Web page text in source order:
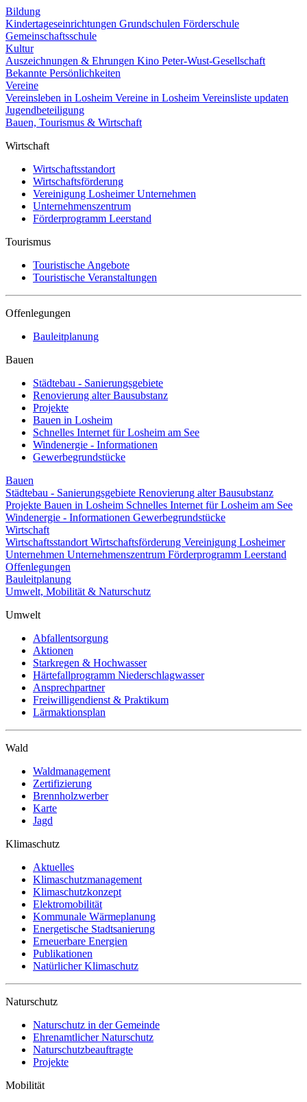
Bildung
Kindertageseinrichtungen Grundschulen Förderschule
Gemeinschaftsschule
Kultur
Auszeichnungen & Ehrungen Kino Peter-Wust-Gesellschaft
Bekannte Persönlichkeiten
Vereine
Vereinsleben in Losheim Vereine in Losheim Vereinsliste updaten
Jugendbeteiligung
Bauen, Tourismus & Wirtschaft
Wirtschaft
Wirtschaftsstandort
Wirtschaftsförderung
Vereinigung Losheimer Unternehmen
Unternehmenszentrum
Förderprogramm Leerstand
Tourismus
Touristische Angebote
Touristische Veranstaltungen
Offenlegungen
Bauleitplanung
Bauen
Städtebau - Sanierungsgebiete
Renovierung alter Bausubstanz
Projekte
Bauen in Losheim
Schnelles Internet für Losheim am See
Windenergie - Informationen
Gewerbegrundstücke
Bauen
Städtebau - Sanierungsgebiete Renovierung alter Bausubstanz
Projekte Bauen in Losheim Schnelles Internet für Losheim am See
Windenergie - Informationen Gewerbegrundstücke
Wirtschaft
Wirtschaftsstandort Wirtschaftsförderung Vereinigung Losheimer
Unternehmen Unternehmenszentrum Förderprogramm Leerstand
Offenlegungen
Bauleitplanung
Umwelt, Mobilität & Naturschutz
Umwelt
Abfallentsorgung
Aktionen
Starkregen & Hochwasser
Härtefallprogramm Niederschlagwasser
Ansprechpartner
Freiwilligendienst & Praktikum
Lärmaktionsplan
Wald
Waldmanagement
Zertifizierung
Brennholzwerber
Karte
Jagd
Klimaschutz
Aktuelles
Klimaschutzmanagement
Klimaschutzkonzept
Elektromobilität
Kommunale Wärmeplanung
Energetische Stadtsanierung
Erneuerbare Energien
Publikationen
Natürlicher Klimaschutz
Naturschutz
Naturschutz in der Gemeinde
Ehrenamtlicher Naturschutz
Naturschutzbeauftragte
Projekte
Mobilität